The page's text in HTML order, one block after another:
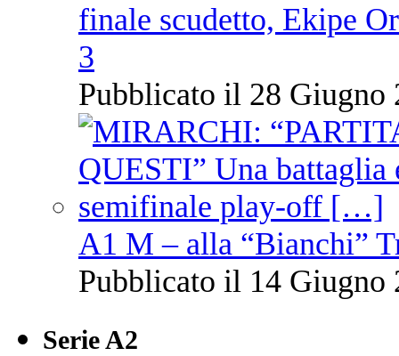
finale scudetto, Ekipe
3
Pubblicato il 28 Giugno
A1 M – alla “Bianchi”
Pubblicato il 14 Giugno
Serie A2